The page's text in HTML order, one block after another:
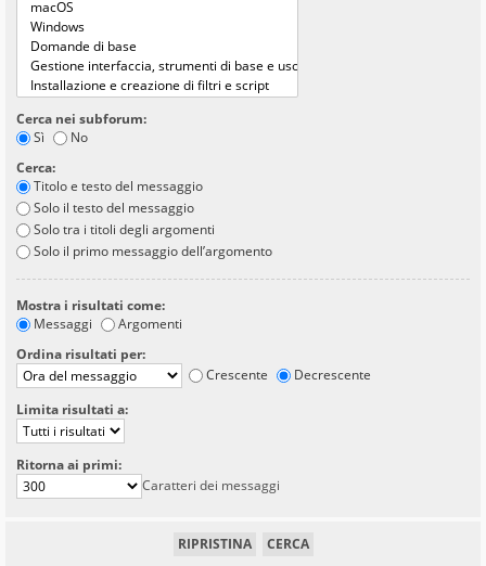
Cerca nei subforum:
Sì
No
Cerca:
Titolo e testo del messaggio
Solo il testo del messaggio
Solo tra i titoli degli argomenti
Solo il primo messaggio dell’argomento
Mostra i risultati come:
Messaggi
Argomenti
Ordina risultati per:
Crescente
Decrescente
Limita risultati a:
Ritorna ai primi:
Caratteri dei messaggi